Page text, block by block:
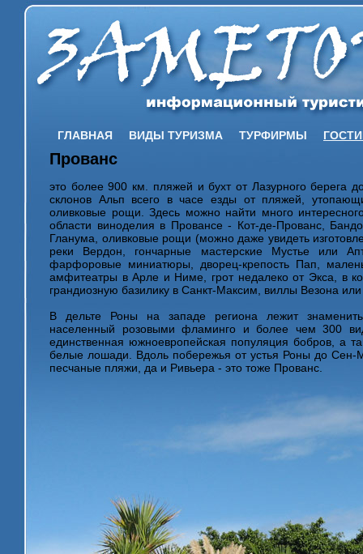
ГЛАВНАЯ ВИДЫ ТУРИЗМА ТУРФИРМЫ
Прованс
это более 900 км. пляжей и бухт от Лазурного берега
склонов Альп всего в часе езды от пляжей,
оливковые рощи. Здесь можно найти много
области виноделия в Провансе - Кот-де-Прованс,
Гланума, оливковые рощи (можно даже увидеть
реки Вердон, гончарные мастерские Мустье или
фарфоровые миниатюры, дворец-крепость Пап,
амфитеатры в Арле и Ниме, грот недалеко от Экса, в
грандиозную базилику в Санкт-Максим, виллы Везона
В дельте Роны на западе региона лежит
населенный розовыми фламинго и более чем 300
единственная южноевропейская популяция бобров, а
белые лошади. Вдоль побережья от устья Роны до
песчаные пляжи, да и Ривьера - это тоже Прованс.